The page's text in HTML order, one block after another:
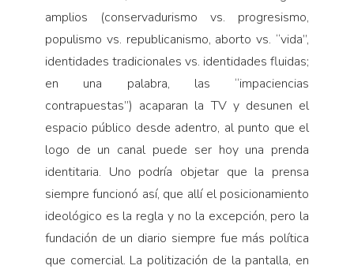
amplios (conservadurismo vs. progresismo,
populismo vs. republicanismo, aborto vs. “vida”,
identidades tradicionales vs. identidades fluidas;
en una palabra, las “impaciencias
contrapuestas”) acaparan la TV y desunen el
espacio público desde adentro, al punto que el
logo de un canal puede ser hoy una prenda
identitaria. Uno podría objetar que la prensa
siempre funcionó así, que allí el posicionamiento
ideológico es la regla y no la excepción, pero la
fundación de un diario siempre fue más política
que comercial. La politización de la pantalla, en